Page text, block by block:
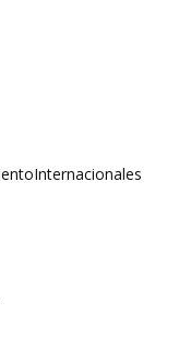
Internacionales